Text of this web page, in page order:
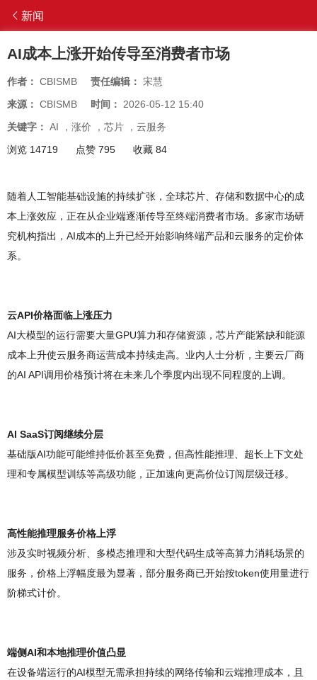
新闻
AI成本上涨开始传导至消费者市场
作者： CBISMB 责任编辑： 宋慧
来源： CBISMB 时间： 2026-05-12 15:40
关键字： AI ， 涨价 ， 芯片 ， 云服务
浏览 14719
点赞 795 收藏 84
随着人工智能基础设施的持续扩张，全球芯片、存储和数据中心的成
本上涨效应，正在从企业端逐渐传导至终端消费者市场。多家市场研
究机构指出，AI成本的上升已经开始影响终端产品和云服务的定价体
系。
云API价格面临上涨压力
AI大模型的运行需要大量GPU算力和存储资源，芯片产能紧缺和能源
成本上升使云服务商运营成本持续走高。业内人士分析，主要云厂商
的AI API调用价格预计将在未来几个季度内出现不同程度的上调。
AI SaaS订阅继续分层
基础版AI功能可能维持低价甚至免费，但高性能推理、超长上下文处
理和专属模型训练等高级功能，正加速向更高价位订阅层级迁移。
高性能推理服务价格上浮
涉及实时视频分析、多模态推理和大型代码生成等高算力消耗场景的
服务，价格上浮幅度最为显著，部分服务商已开始按token使用量进行
阶梯式计价。
端侧AI和本地推理价值凸显
在设备端运行的AI模型无需承担持续的网络传输和云端推理成本，且